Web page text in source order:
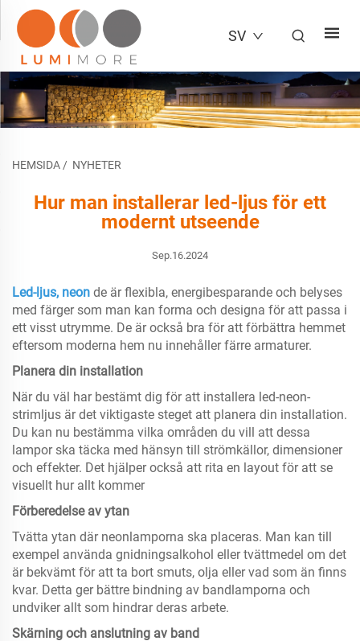
SV
HEMSIDA / NYHETER
Hur man installerar led-ljus för ett
modernt utseende
Sep.16.2024
Led-ljus, neon de är flexibla, energibesparande och belyses
med färger som man kan forma och designa för att passa i
ett visst utrymme. De är också bra för att förbättra hemmet
eftersom moderna hem nu innehåller färre armaturer.
Planera din installation
När du väl har bestämt dig för att installera led-neon-
strimljus är det viktigaste steget att planera din installation.
Du kan nu bestämma vilka områden du vill att dessa
lampor ska täcka med hänsyn till strömkällor, dimensioner
och effekter. Det hjälper också att rita en layout för att se
visuellt hur allt kommer
Förberedelse av ytan
Tvätta ytan där neonlamporna ska placeras. Man kan till
exempel använda gnidningsalkohol eller tvättmedel om det
är bekvämt för att ta bort smuts, olja eller vad som än finns
kvar. Detta ger bättre bindning av bandlamporna och
undviker allt som hindrar deras arbete.
Skärning och anslutning av band